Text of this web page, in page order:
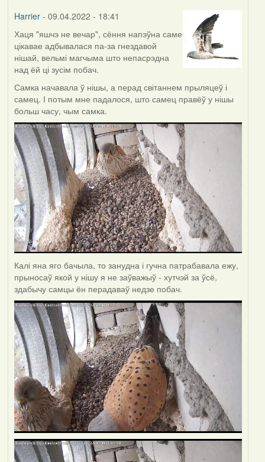
Harrier- 09.04.2022 - 18:41
Хаця "яшчэ не вечар", сёння напэўна саме
цікавае адбывалася па-за гнездавой
нішай, вельмі магчыма што непасрэдна
над ёй ці зусім побач.
Самка начавала ў нішы, а перад світаннем прыляцеў і
самец. І потым мне падалося, што самец правёў у нішы
больш часу, чым самка.
Калі яна яго бачыла, то занудна і гучна патрабавала ежу,
прыносаў якой у нішу я не заўважыў - хутчэй за ўсё,
здабычу самцы ён перадаваў недзе побач.